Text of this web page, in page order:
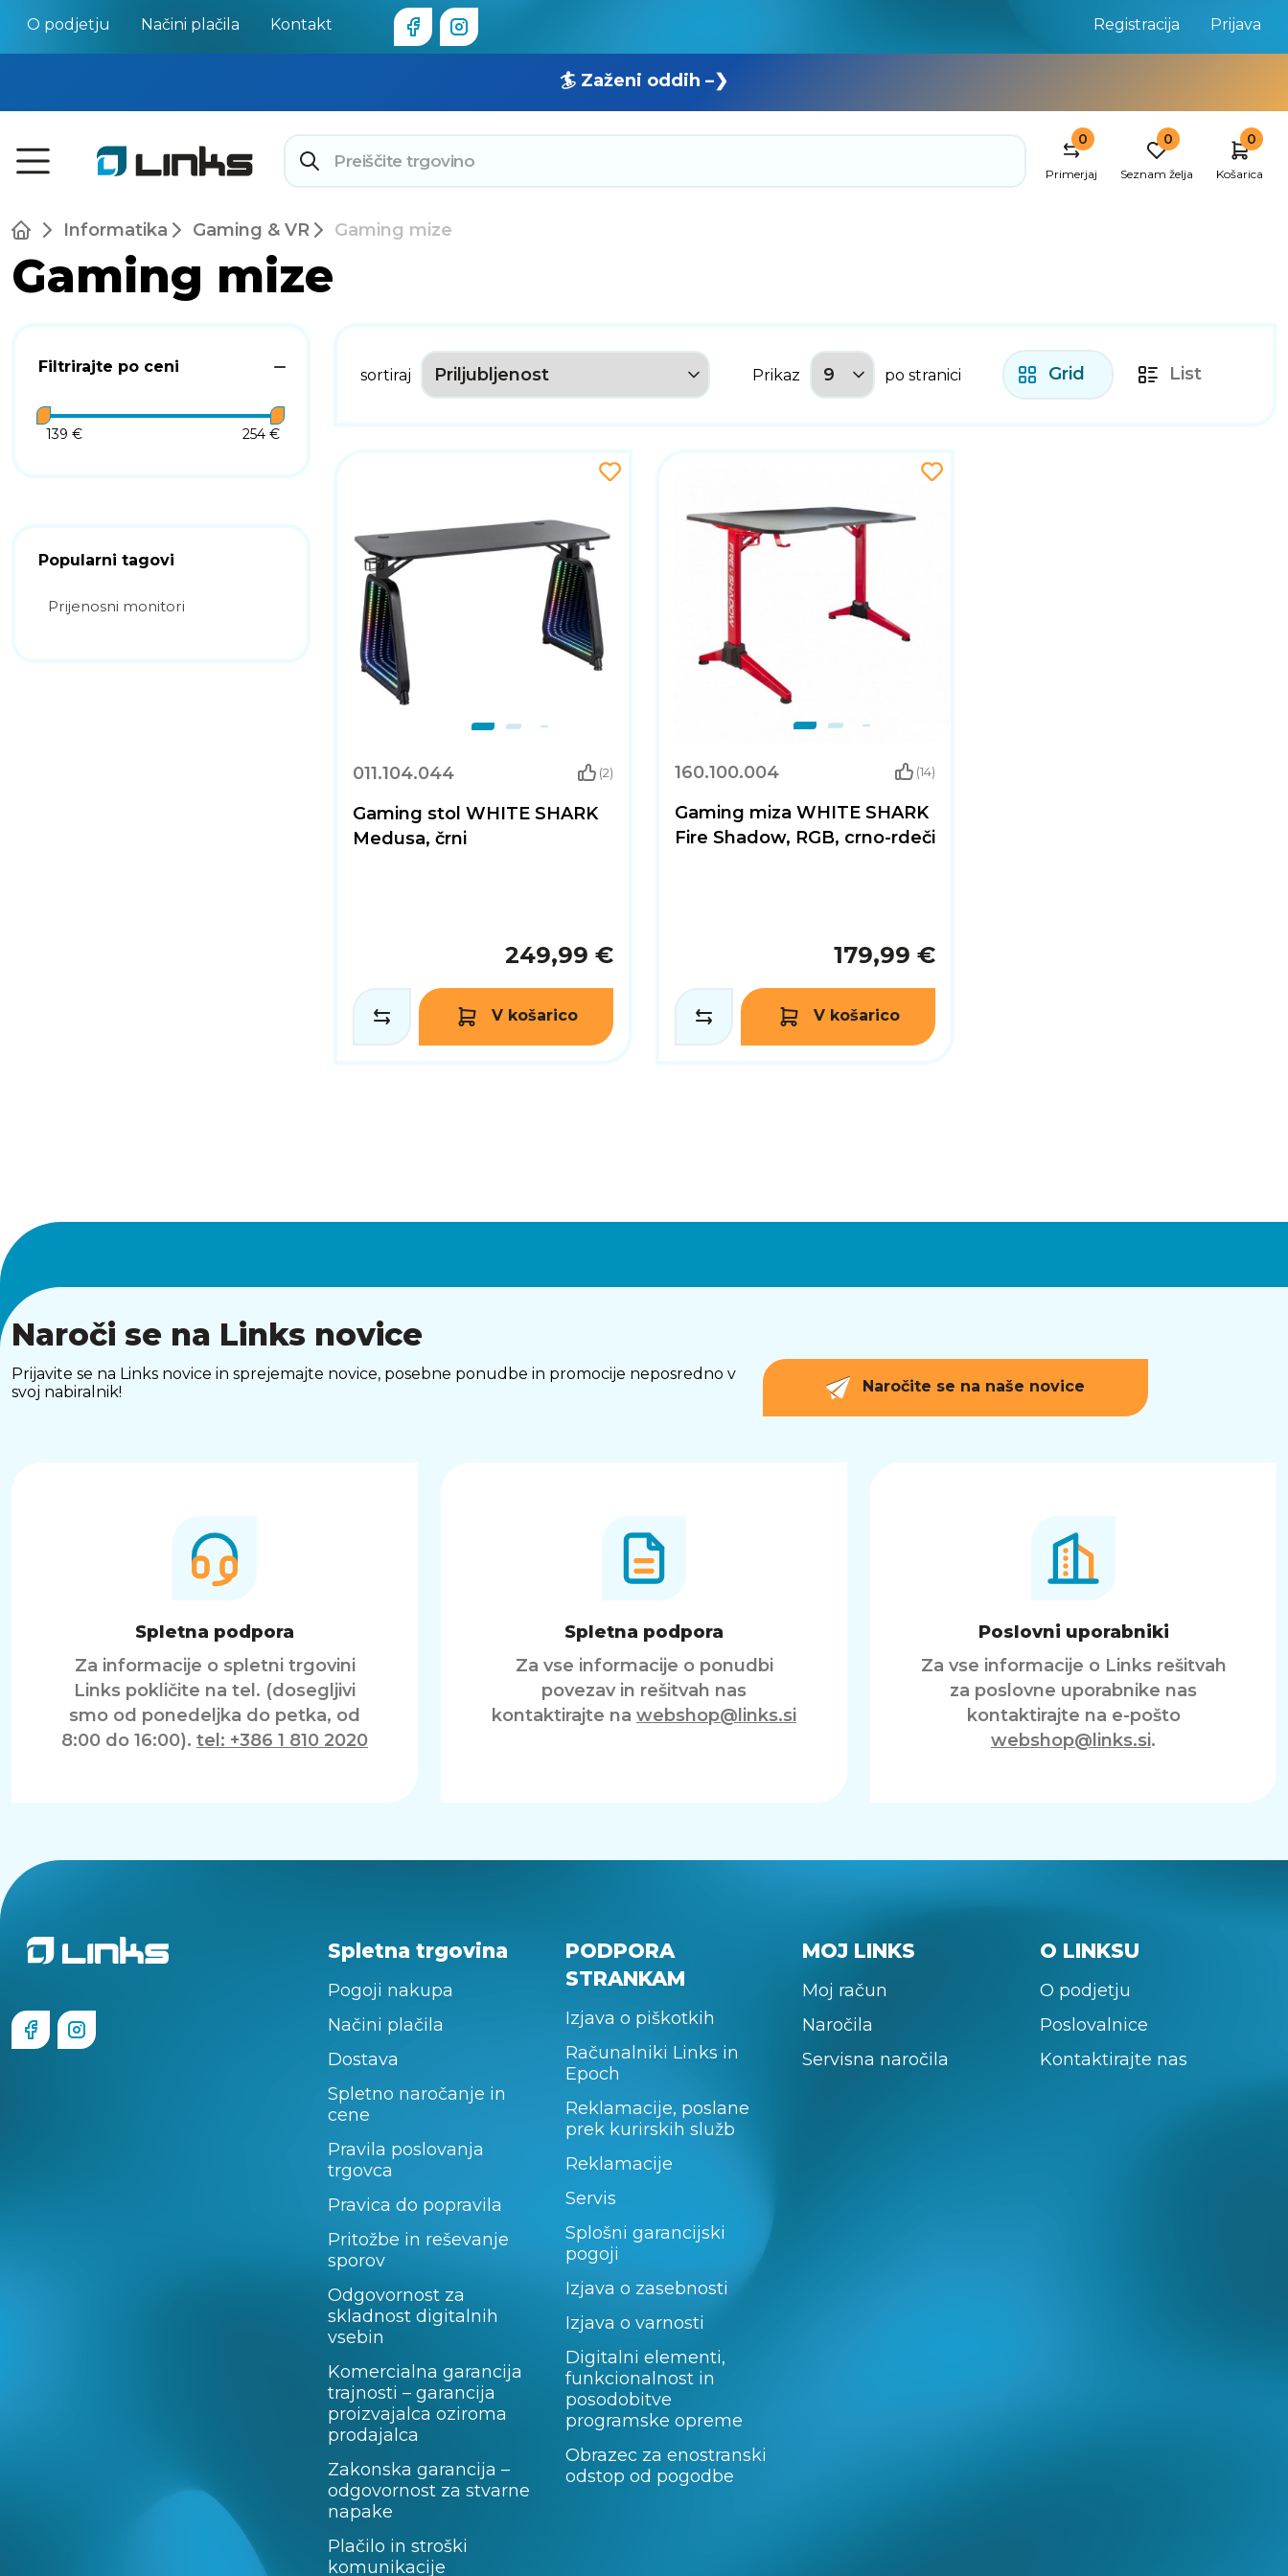
O podjetju Načini plačila Kontakt Registracija Prijava
🏄 Zaženi oddih –❯
0
Primerjaj
0
Seznam želja
0
Košarica
Informatika Gaming & VR Gaming mize
Gaming mize
Filtrirajte po ceni
139 € 254 €
Popularni tagovi
Prijenosni monitori
sortiraj Prikaz po stranici Grid List
011.104.044 (2)
Gaming stol WHITE SHARK
Medusa, črni
249,99 €
V košarico
160.100.004 (14)
Gaming miza WHITE SHARK
Fire Shadow, RGB, crno-rdeči
179,99 €
V košarico
Naroči se na Links novice
Prijavite se na Links novice in sprejemajte novice, posebne ponudbe in promocije neposredno v
svoj nabiralnik!
Naročite se na naše novice
Spletna podpora
Za informacije o spletni trgovini
Links pokličite na tel. (dosegljivi
smo od ponedeljka do petka, od
8:00 do 16:00). tel: +386 1 810 2020
Spletna podpora
Za vse informacije o ponudbi
povezav in rešitvah nas
kontaktirajte na webshop@links.si
Poslovni uporabniki
Za vse informacije o Links rešitvah
za poslovne uporabnike nas
kontaktirajte na e-pošto
webshop@links.si.
Spletna trgovina
Pogoji nakupa
Načini plačila
Dostava
Spletno naročanje in
cene
Pravila poslovanja
trgovca
Pravica do popravila
Pritožbe in reševanje
sporov
Odgovornost za
skladnost digitalnih
vsebin
Komercialna garancija
trajnosti – garancija
proizvajalca oziroma
prodajalca
Zakonska garancija –
odgovornost za stvarne
napake
Plačilo in stroški
komunikacije
PODPORA
STRANKAM
Izjava o piškotkih
Računalniki Links in
Epoch
Reklamacije, poslane
prek kurirskih služb
Reklamacije
Servis
Splošni garancijski
pogoji
Izjava o zasebnosti
Izjava o varnosti
Digitalni elementi,
funkcionalnost in
posodobitve
programske opreme
Obrazec za enostranski
odstop od pogodbe
MOJ LINKS
Moj račun
Naročila
Servisna naročila
O LINKSU
O podjetju
Poslovalnice
Kontaktirajte nas